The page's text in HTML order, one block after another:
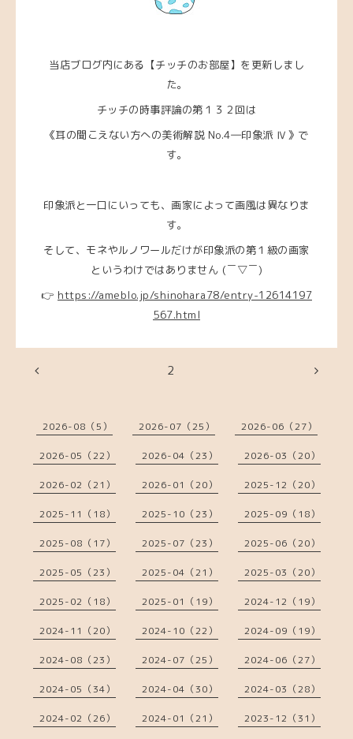
当店ブログ内にある【チッチのお部屋】を更新しまし
た。
チッチの時事評論の第１３２回は
《耳の聞こえない方への美術解説 No.4―印象派 Ⅳ》で
す。
印象派と一口にいっても、画家によって画風は異なりま
す。
そして、モネやルノワールだけが印象派の第１級の画家
というわけではありません (￣▽￣)
👉 https://ameblo.jp/shinohara78/entry-12614197
567.html
2
2026-08（5） 2026-07（25） 2026-06（27）
2026-05（22） 2026-04（23） 2026-03（20）
2026-02（21） 2026-01（20） 2025-12（20）
2025-11（18） 2025-10（23） 2025-09（18）
2025-08（17） 2025-07（23） 2025-06（20）
2025-05（23） 2025-04（21） 2025-03（20）
2025-02（18） 2025-01（19） 2024-12（19）
2024-11（20） 2024-10（22） 2024-09（19）
2024-08（23） 2024-07（25） 2024-06（27）
2024-05（34） 2024-04（30） 2024-03（28）
2024-02（26） 2024-01（21） 2023-12（31）